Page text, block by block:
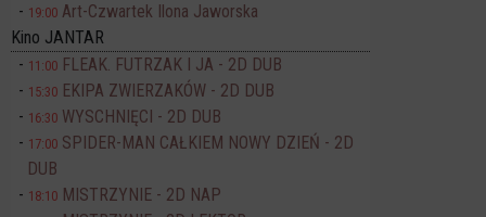
19:00 Art-Czwartek Ilona Jaworska
Kino JANTAR
11:00 FLEAK. FUTRZAK I JA - 2D DUB
15:30 EKIPA ZWIERZAKÓW - 2D DUB
16:30 WYSCHNIĘCI - 2D DUB
17:00 SPIDER-MAN CAŁKIEM NOWY DZIEŃ - 2D
DUB
18:10 MISTRZYNIE - 2D NAP